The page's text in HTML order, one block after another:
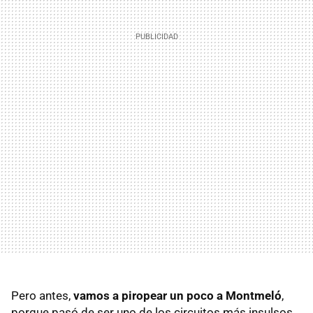
Pero antes, vamos a piropear un poco a Montmeló,